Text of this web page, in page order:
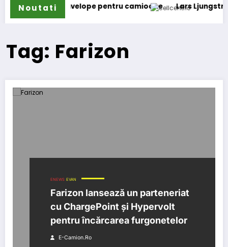
Noutati
gama de anvelope pentru camioane Lars Ljungström a
Tag: Farizon
ENEWS EVAN
Farizon lansează un parteneriat
cu ChargePoint și Hypervolt
pentru încărcarea furgonetelor
E-Camion.ro